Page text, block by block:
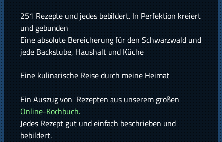
251 Rezepte und jedes bebildert. In Perfektion kreiert
und gebunden
Eine absolute Bereicherung für den Schwarzwald und
jede Backstube, Haushalt und Küche
Eine kulinarische Reise durch meine Heimat
Ein Auszug von Rezepten aus unserem großen
Online-Kochbuch.
Jedes Rezept gut und einfach beschrieben und
bebildert.